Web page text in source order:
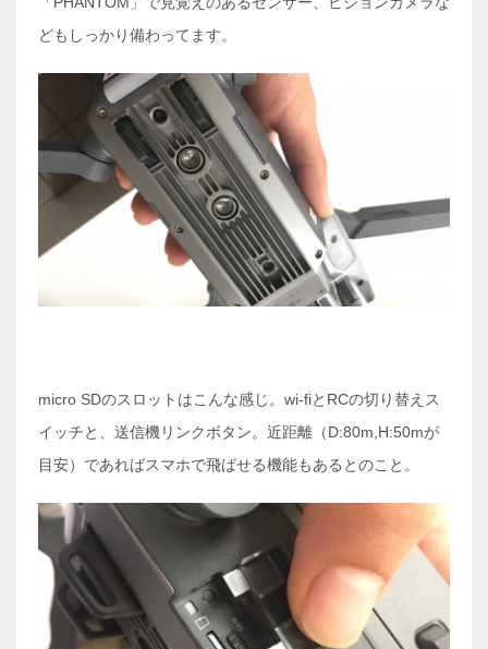
どもしっかり備わってます。
micro SDのスロットはこんな感じ。wi-fiとRCの切り替えス
イッチと、送信機リンクボタン。近距離（D:80m,H:50mが
目安）であればスマホで飛ばせる機能もあるとのこと。